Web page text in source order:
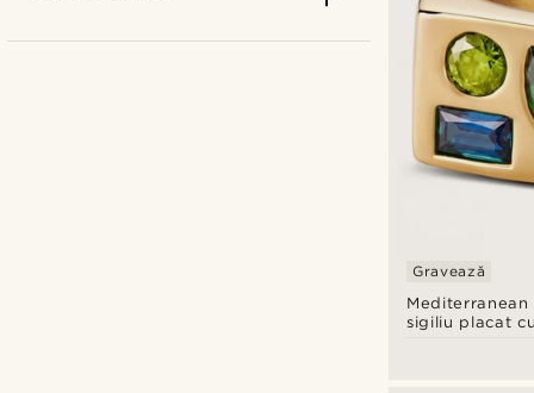
Mediterranean
sigiliu placat
Gravează